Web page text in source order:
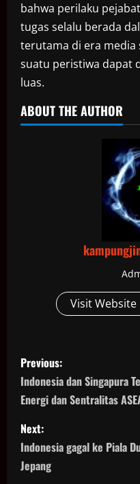
bahwa perilaku
tugas selalu berada
terutama di era media
suatu peristiwa dapat
luas.
ABOUT THE AUTHOR
Visit Website
P
o
s
t
n
Previous:
Indonesia dan Singapura
Energi dan Sentralitas
Next:
Indonesia gagal ke Piala
Jepang